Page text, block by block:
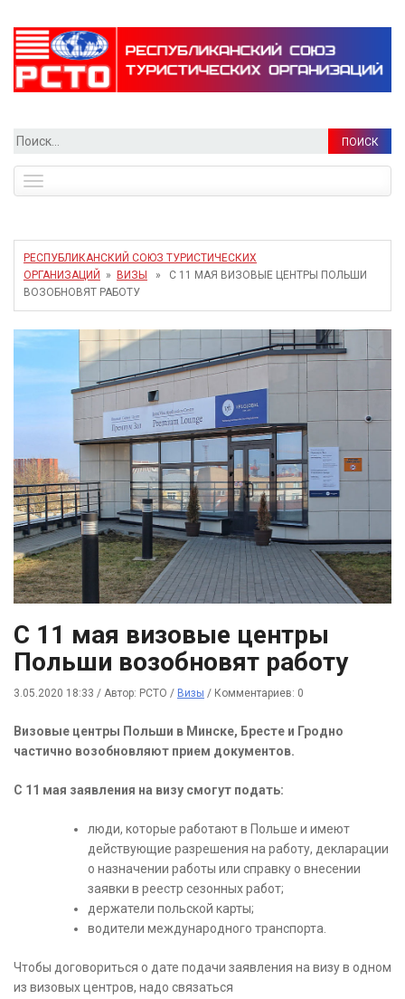
Найти:
navigation
РЕСПУБЛИКАНСКИЙ СОЮЗ ТУРИСТИЧЕСКИХ
ОРГАНИЗАЦИЙ
» ВИЗЫ
» С 11 МАЯ ВИЗОВЫЕ ЦЕНТРЫ ПОЛЬШИ
ВОЗОБНОВЯТ РАБОТУ
С 11 мая визовые центры
Польши возобновят работу
3.05.2020 18:33 / Автор: РСТО / Визы / Комментариев: 0
Визовые центры Польши в Минске, Бресте и Гродно
частично возобновляют прием документов.
С 11 мая заявления на визу смогут подать:
люди, которые работают в Польше и имеют
действующие разрешения на работу, декларации
о назначении работы или справку о внесении
заявки в реестр сезонных работ;
держатели польской карты;
водители международного транспорта.
Чтобы договориться о дате подачи заявления на визу в одном
из визовых центров, надо связаться